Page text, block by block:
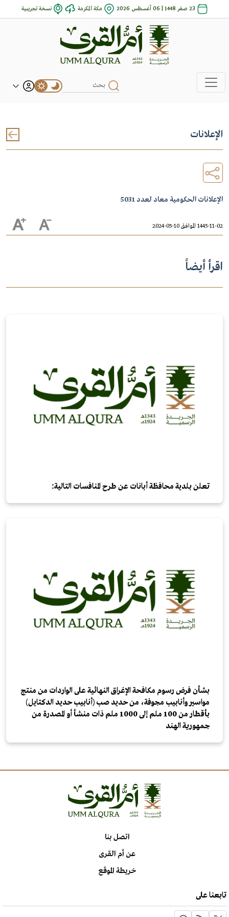
23 صفر 1448 | 06 أغسطس 2026 مكة المكرمة نسخة تجريبية
الإعلانات
الإعلانات الحكومية معاد لعدد 5031
1445-11-02 الموافق 10-05-2024
اقرأ أيضاً
تعلن بلدية محافظة أبانات عن طرح المنافسات التالية:
بشأن فرض رسوم مكافحة الإغراق النهائية على الواردات من منتج
مواسير وأنابيب مجوفة، من حديد صب (أنابيب حديد الدكتايل)
بأقطار من 100 ملم إلى 1000 ملم ذات منشأ أو المصدرة من
جمهورية الهند
اتصل بنا
عن أم القرى
خريطة الموقع
تابعنا على